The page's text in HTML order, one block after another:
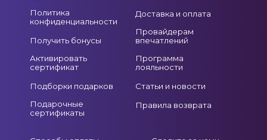
Политика
конфиденциальности
Получить бонусы
Активировать
сертификат
Подборки подарков
Подарочные
сертификаты
Доставка и оплата
Провайдерам
впечатлений
Программа
лояльности
Статьи и новости
Правила возврата